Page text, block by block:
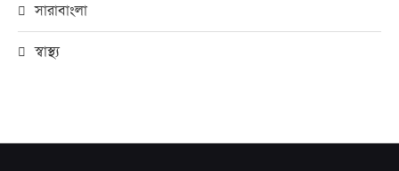
সারাবাংলা
স্বাস্থ্য